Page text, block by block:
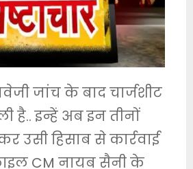
जांच के बाद चार्जशीट
है.. इन्हें अब इन तीनों
उसी हिसाब से कार्रवाई
CM नायब सैनी के